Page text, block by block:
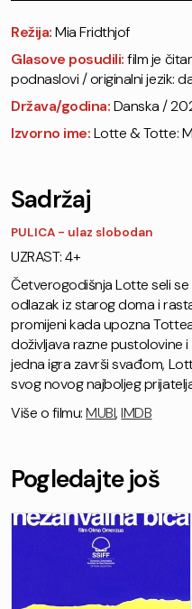
Režija:Mia Fridthjof
Glasove posudili:film je
podnaslovi / originalni jezik:
Država/godina:Danska /
Izvorno ime:Lotte & Totte:
Sadržaj
PULICA - ulaz slobodan
UZRAST: 4+
Četverogodišnja Lotte seli
odlazak iz starog doma i
promijeni kada upozna
doživljava razne pustolovine
jedna igra završi svađom,
svog novog najboljeg
Više o filmu:MUBI,IMDB
Pogledajte još